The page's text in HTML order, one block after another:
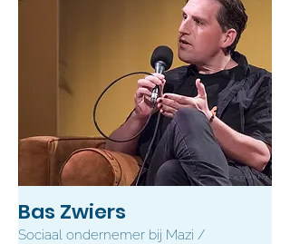
Bas Zwiers
Sociaal ondernemer bij Mazi /